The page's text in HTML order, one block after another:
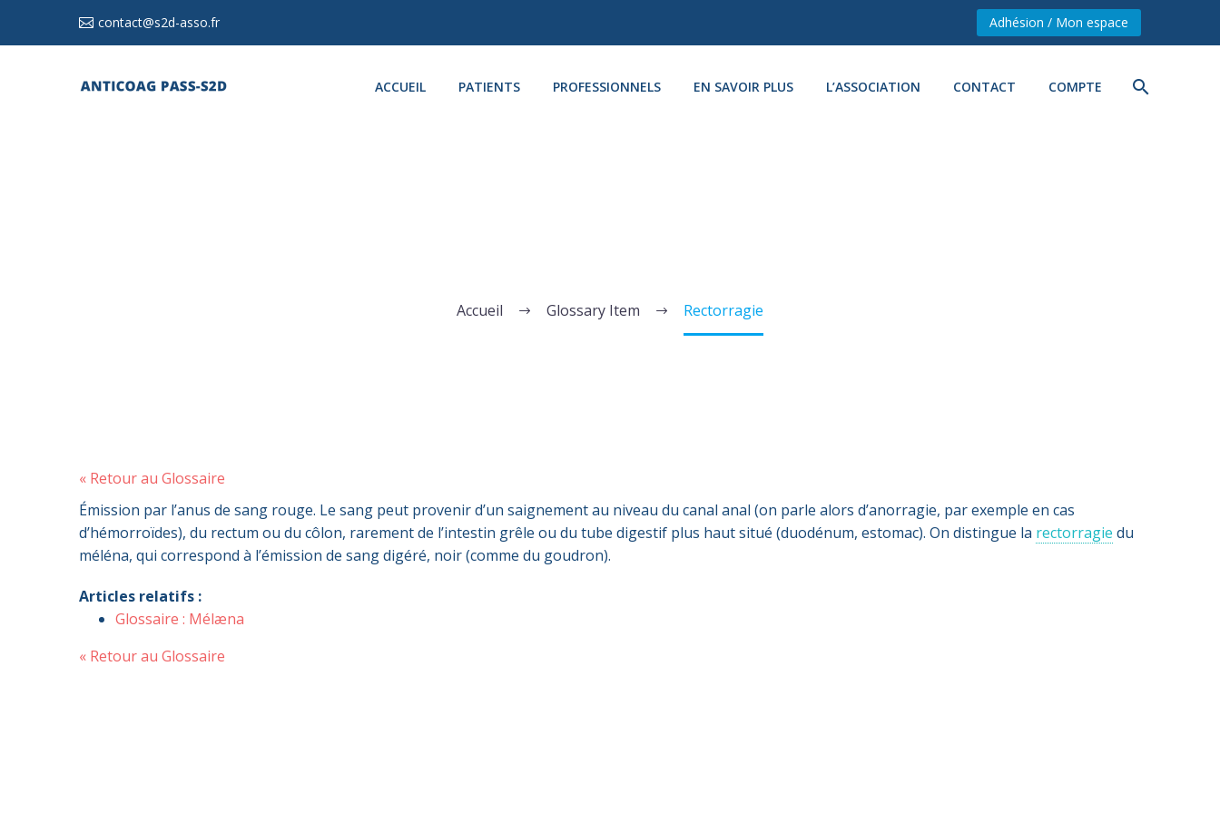
contact@s2d-asso.fr Adhésion / Mon espace
ACCUEIL PATIENTS PROFESSIONNELS EN SAVOIR PLUS L’ASSOCIATION CONTACT COMPTE
Accueil Glossary Item Rectorragie
« Retour au Glossaire
Émission par l’anus de sang rouge. Le sang peut provenir d’un saignement au niveau du canal anal (on parle alors d’anorragie, par exemple en cas
d’hémorroïdes), du rectum ou du côlon, rarement de l’intestin grêle ou du tube digestif plus haut situé (duodénum, estomac). On distingue la rectorragie du
méléna, qui correspond à l’émission de sang digéré, noir (comme du goudron).
Articles relatifs :
Glossaire : Mélæna
« Retour au Glossaire